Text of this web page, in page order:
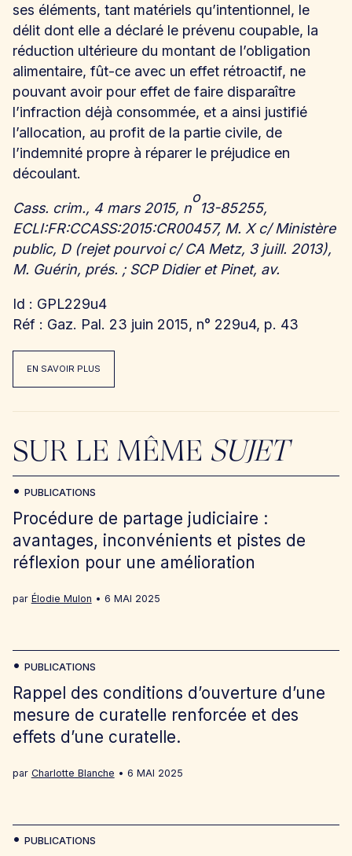
ses éléments, tant matériels qu’intentionnel, le
délit dont elle a déclaré le prévenu coupable, la
réduction ultérieure du montant de l’obligation
alimentaire, fût-ce avec un effet rétroactif, ne
pouvant avoir pour effet de faire disparaître
l’infraction déjà consommée, et a ainsi justifié
l’allocation, au profit de la partie civile, de
l’indemnité propre à réparer le préjudice en
découlant.
Cass. crim., 4 mars 2015, n
o
13-85255,
ECLI:FR:CCASS:2015:CR00457, M. X c/ Ministère
public, D (rejet pourvoi c/ CA Metz, 3 juill. 2013),
M. Guérin, prés. ; SCP Didier et Pinet, av.
Id : GPL229u4
Réf : Gaz. Pal. 23 juin 2015, n° 229u4, p. 43
EN SAVOIR PLUS
SUR LE MÊME SUJET
Procédure de partage judiciaire :
avantages, inconvénients et pistes de
réflexion pour une amélioration
par Élodie Mulon 6 MAI 2025
PUBLICATIONS
Rappel des conditions d’ouverture d’une
mesure de curatelle renforcée et des
effets d’une curatelle.
par Charlotte Blanche 6 MAI 2025
PUBLICATIONS
PUBLICATIONS